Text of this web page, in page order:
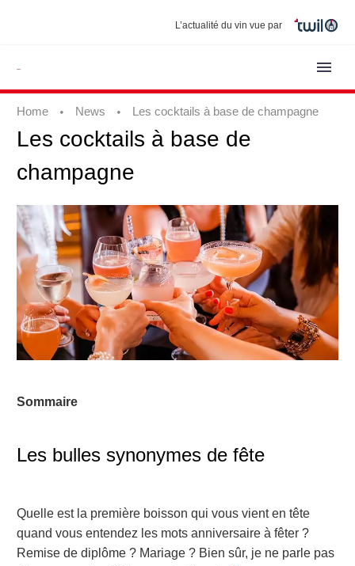
L’actualité du vin vue par
Home News Les cocktails à base de champagne
Les cocktails à base de
champagne
Sommaire
Les bulles synonymes de fête
Quelle est la première boisson qui vous vient en tête
quand vous entendez les mots anniversaire à fêter ?
Remise de diplôme ? Mariage ? Bien sûr, je ne parle pas